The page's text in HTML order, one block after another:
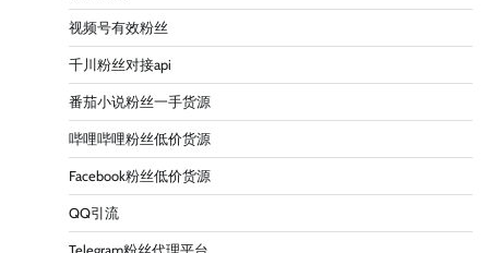
视频号有效粉丝
千川粉丝对接api
番茄小说粉丝一手货源
哔哩哔哩粉丝低价货源
Facebook粉丝低价货源
QQ引流
Telegram粉丝代理平台